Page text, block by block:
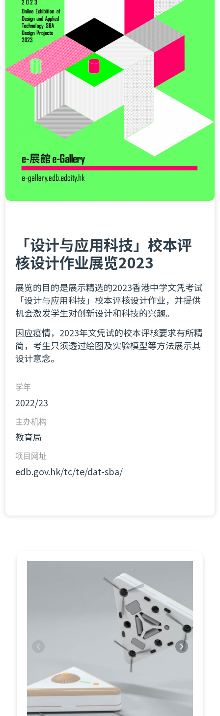
「设计与应用科技」校本评
核设计作业展览2023
展览的目的是展示精选的2023香港中学文凭考试
「设计与应用科技」校本评核设计作业，并提供
机会激发学生对创新设计和科技的兴趣。
因应疫情，2023年文凭试的校本评核要求有所精
简，考生只须透过绘图及实验模型等方法展示其
设计意念。
学年
2022/23
主办机构
教育局
项目网址
edb.gov.hk/tc/te/dat-sba/